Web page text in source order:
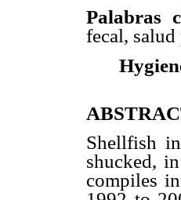
Palabras
fecal, salud
Shellfish
shucked,
compiles